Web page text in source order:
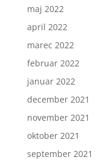
maj 2022
april 2022
marec 2022
februar 2022
januar 2022
december 2021
november 2021
oktober 2021
september 2021